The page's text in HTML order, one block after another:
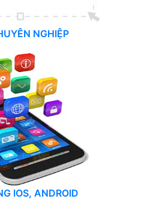
NGHIỆP
IOS, ANDROID